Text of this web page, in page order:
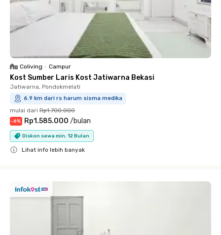
Coliving • Campur
Kost Sumber Laris Kost Jatiwarna Bekasi
Jatiwarna, Pondokmelati
6.9 km dari rs harum sisma medika
mulai dari Rp1.700.000
-6% Rp1.585.000 /bulan
Diskon sewa min. 12 Bulan
Lihat info lebih banyak